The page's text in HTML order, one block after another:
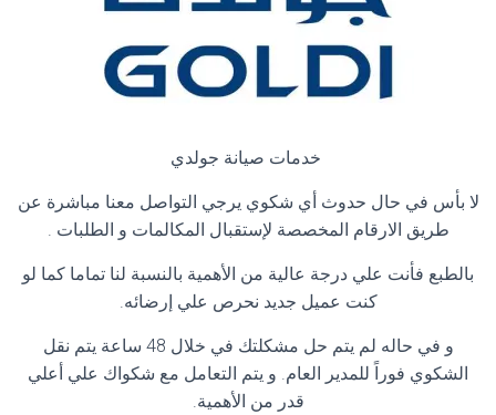
خدمات صيانة جولدي
لا بأس في حال حدوث أي شكوي يرجي التواصل معنا مباشرة عن
طريق الارقام المخصصة لإستقبال المكالمات و الطلبات .
بالطبع فأنت علي درجة عالية من الأهمية بالنسبة لنا تماما كما لو
كنت عميل جديد نحرص علي إرضائه.
و في حاله لم يتم حل مشكلتك في خلال 48 ساعة يتم نقل
الشكوي فوراً للمدير العام. و يتم التعامل مع شكواك علي أعلي
قدر من الأهمية.